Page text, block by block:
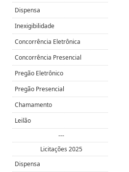
Dispensa
Inexigibilidade
Concorrência Eletrônica
Concorrência Presencial
Pregão Eletrônico
Pregão Presencial
Chamamento
Leilão
---
Licitações 2025
Dispensa